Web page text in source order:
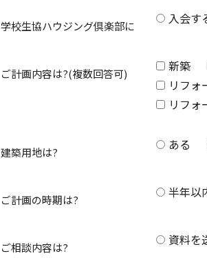
学校生協ハウジング倶楽部に 入会す
ご計画内容は?(複数回答可) 新築
リフォ
リフォ
建築用地は? ある
ご計画の時期は? 半年以
ご相談内容は? 資料を